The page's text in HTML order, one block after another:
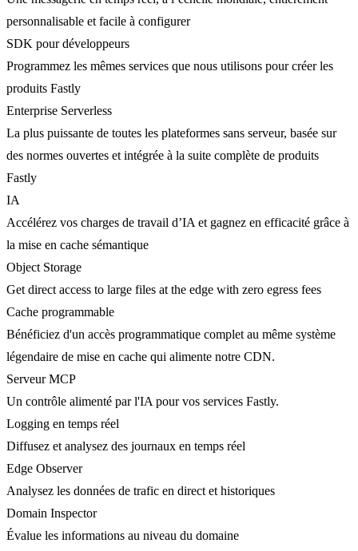
personnalisable et facile à configurer
SDK pour développeurs
Programmez les mêmes services que nous utilisons pour créer les
produits Fastly
Enterprise Serverless
La plus puissante de toutes les plateformes sans serveur, basée sur
des normes ouvertes et intégrée à la suite complète de produits
Fastly
IA
Accélérez vos charges de travail d’IA et gagnez en efficacité grâce à
la mise en cache sémantique
Object Storage
Get direct access to large files at the edge with zero egress fees
Cache programmable
Bénéficiez d'un accès programmatique complet au même système
légendaire de mise en cache qui alimente notre CDN.
Serveur MCP
Un contrôle alimenté par l'IA pour vos services Fastly.
Logging en temps réel
Diffusez et analysez des journaux en temps réel
Edge Observer
Analysez les données de trafic en direct et historiques
Domain Inspector
Évalue les informations au niveau du domaine